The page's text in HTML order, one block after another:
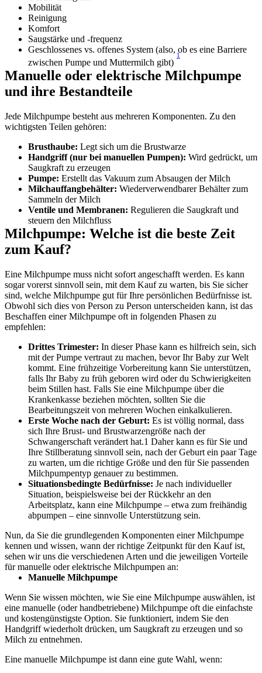
Mobilität
Reinigung
Komfort
Saugstärke und -frequenz
Geschlossenes vs. offenes System (also, ob es eine Barriere
zwischen Pumpe und Muttermilch gibt)
1
Manuelle oder elektrische Milchpumpe
und ihre Bestandteile
Jede Milchpumpe besteht aus mehreren Komponenten. Zu den
wichtigsten Teilen gehören:
Brusthaube: Legt sich um die Brustwarze
Handgriff (nur bei manuellen Pumpen): Wird gedrückt, um
Saugkraft zu erzeugen
Pumpe: Erstellt das Vakuum zum Absaugen der Milch
Milchauffangbehälter: Wiederverwendbarer Behälter zum
Sammeln der Milch
Ventile und Membranen: Regulieren die Saugkraft und
steuern den Milchfluss
Milchpumpe: Welche ist die beste Zeit
zum Kauf?
Eine Milchpumpe muss nicht sofort angeschafft werden. Es kann
sogar vorerst sinnvoll sein, mit dem Kauf zu warten, bis Sie sicher
sind, welche Milchpumpe gut für Ihre persönlichen Bedürfnisse ist.
Obwohl sich dies von Person zu Person unterscheiden kann, ist das
Beschaffen einer Milchpumpe oft in folgenden Phasen zu
empfehlen:
Drittes Trimester: In dieser Phase kann es hilfreich sein, sich
mit der Pumpe vertraut zu machen, bevor Ihr Baby zur Welt
kommt. Eine frühzeitige Vorbereitung kann Sie unterstützen,
falls Ihr Baby zu früh geboren wird oder du Schwierigkeiten
beim Stillen hast. Falls Sie eine Milchpumpe über die
Krankenkasse beziehen möchten, sollten Sie die
Bearbeitungszeit von mehreren Wochen einkalkulieren.
Erste Woche nach der Geburt: Es ist völlig normal, dass
sich Ihre Brust- und Brustwarzengröße nach der
Schwangerschaft verändert hat.1 Daher kann es für Sie und
Ihre Stillberatung sinnvoll sein, nach der Geburt ein paar Tage
zu warten, um die richtige Größe und den für Sie passenden
Milchpumpentyp genauer zu bestimmen.
Situationsbedingte Bedürfnisse: Je nach individueller
Situation, beispielsweise bei der Rückkehr an den
Arbeitsplatz, kann eine Milchpumpe – etwa zum freihändig
abpumpen – eine sinnvolle Unterstützung sein.
Nun, da Sie die grundlegenden Komponenten einer Milchpumpe
kennen und wissen, wann der richtige Zeitpunkt für den Kauf ist,
sehen wir uns die verschiedenen Arten und die jeweiligen Vorteile
für manuelle oder elektrische Milchpumpen an:
Manuelle Milchpumpe
Wenn Sie wissen möchten, wie Sie eine Milchpumpe auswählen, ist
eine manuelle (oder handbetriebene) Milchpumpe oft die einfachste
und kostengünstigste Option. Sie funktioniert, indem Sie den
Handgriff wiederholt drücken, um Saugkraft zu erzeugen und so
Milch zu entnehmen.
Eine manuelle Milchpumpe ist dann eine gute Wahl, wenn: